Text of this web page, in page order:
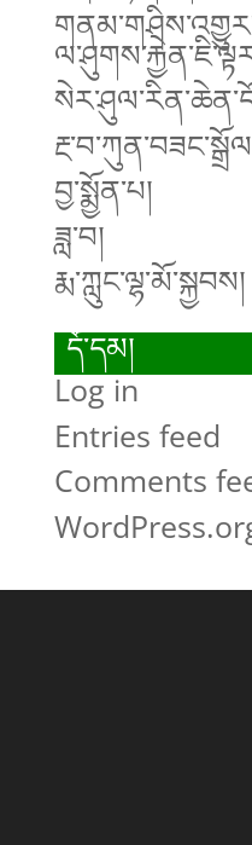
བྱ་སྨྱོན་པ།
ཟླ་བ།
རྨ་ཀླུང་ལྷ་མོ་སྐྱབས།
དོ་དམ།
Log in
Entries feed
Comments